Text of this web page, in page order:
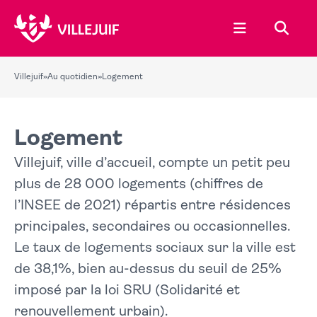
Ouvrir le
Villejuif»Au quotidien»Logement
Logement
Villejuif, ville d’accueil, compte un petit peu
plus de 28 000 logements (chiffres de
l’INSEE de 2021) répartis entre résidences
principales, secondaires ou occasionnelles.
Le taux de logements sociaux sur la ville est
de 38,1%, bien au-dessus du seuil de 25%
imposé par la loi SRU (Solidarité et
renouvellement urbain).